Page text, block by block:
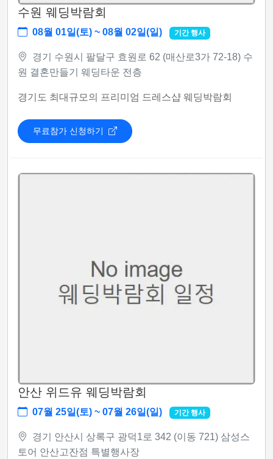
수원 웨딩박람회
08월 01일(토) ~ 08월 02일(일) 기간 행사
경기 수원시 팔달구 효원로 62 (매산로3가 72-18) 수
원 결혼만들기 웨딩타운 전층
경기도 최대규모의 프리미엄 드레스샵 웨딩박람회
무료참가 신청하기
안산 위드유 웨딩박람회
07월 25일(토) ~ 07월 26일(일) 기간 행사
경기 안산시 상록구 광덕1로 342 (이동 721) 삼성스
토어 안산고잔점 특별행사장